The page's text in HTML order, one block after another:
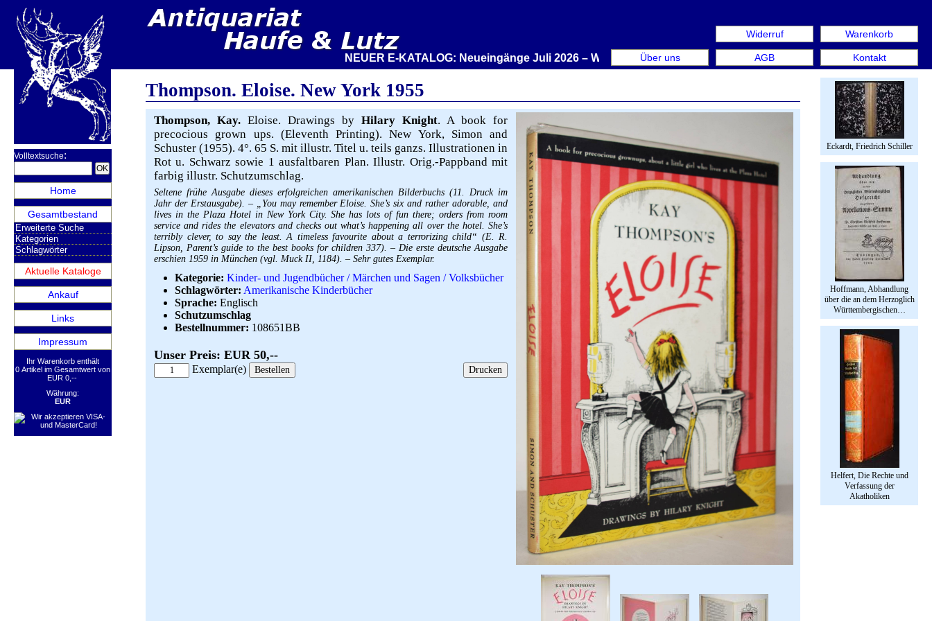
Warenkorb
Kontakt
Widerruf
AGB
Über uns
NEUER E-KATALOG: Neueingänge Juli 2026 – Wir stellen aus: Rare Book Week Berlin. Internationale Messe
Volltextsuche:
Home
Gesamtbestand
Erweiterte Suche
Kategorien
Schlagwörter
Aktuelle Kataloge
Ankauf
Links
Impressum
Ihr Warenkorb enthält
0 Artikel im Gesamtwert von
EUR 0,--
Währung:
EUR
Eckardt, Friedrich Schiller
Hoffmann, Abhandlung
über die an dem Herzoglich
Württembergischen…
Helfert, Die Rechte und
Verfassung der
Akatholiken
Thompson. Eloise. New York 1955
Thompson, Kay. Eloise. Drawings by Hilary Knight. A book for
precocious grown ups. (Eleventh Printing). New York, Simon and
Schuster (1955). 4°. 65 S. mit illustr. Titel u. teils ganzs. Illustrationen in
Rot u. Schwarz sowie 1 ausfaltbaren Plan. Illustr. Orig.-Pappband mit
farbig illustr. Schutzumschlag.
Seltene frühe Ausgabe dieses erfolgreichen amerikanischen Bilderbuchs (11. Druck im
Jahr der Erstausgabe). – „You may remember Eloise. She’s six and rather adorable, and
lives in the Plaza Hotel in New York City. She has lots of fun there; orders from room
service and rides the elevators and checks out what’s happening all over the hotel. She’s
terribly clever, to say the least. A timeless favourite about a terrorizing child“ (E. R.
Lipson, Parent’s guide to the best books for children 337). – Die erste deutsche Ausgabe
erschien 1959 in München (vgl. Muck II, 1184). – Sehr gutes Exemplar.
Kategorie: Kinder- und Jugendbücher / Märchen und Sagen / Volksbücher
Schlagwörter: Amerikanische Kinderbücher
Sprache: Englisch
Schutzumschlag
Bestellnummer: 108651BB
Unser Preis: EUR 50,--
Exemplar(e)